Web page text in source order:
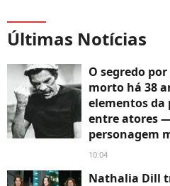
Últimas Notícias
O segredo
morto há 38
elementos
entre atores
personagem
10:04
Nathalia Dill